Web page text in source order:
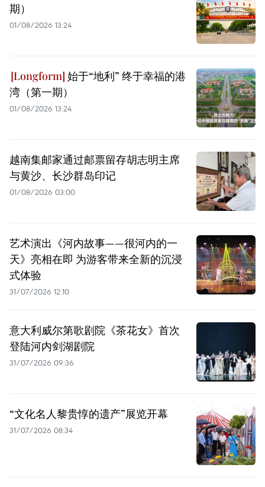
期）
01/08/2026 13:24
始于“地利” 终于幸福的港
湾（第一期）
01/08/2026 13:24
越南集邮家通过邮票留存胡志明主席
与黄沙、长沙群岛印记
01/08/2026 03:00
艺术演出《河内故事——很河内的一
天》亮相在即 为游客带来全新的沉浸
式体验
31/07/2026 12:10
意大利威尔第歌剧院《茶花女》首次
登陆河内剑湖剧院
31/07/2026 09:36
“文化名人黎贵惇的遗产”展览开幕
31/07/2026 08:34